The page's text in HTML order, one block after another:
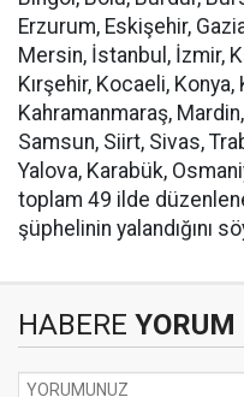
Erzurum, Eskişehir,
Mersin, İstanbul, İzmir,
Kırşehir, Kocaeli,
Kahramanmaraş,
Samsun, Siirt, Sivas,
Yalova, Karabük,
toplam 4️9️ ilde
şüphelinin yalandığını
HABERE